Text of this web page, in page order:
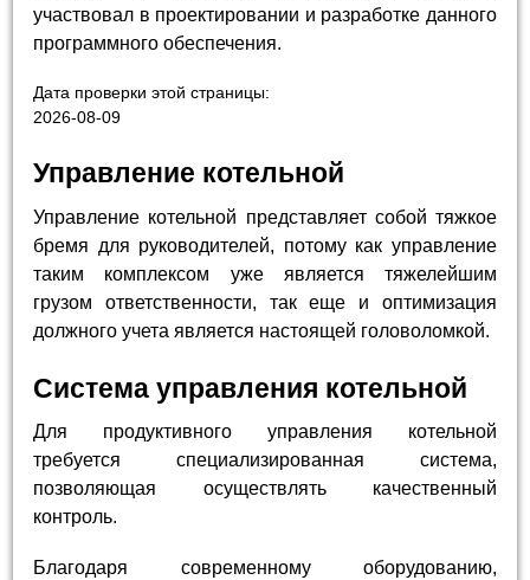
участвовал в проектировании и разработке данного
программного обеспечения.
Дата проверки этой страницы:
2026-08-09
Управление котельной
Управление котельной представляет собой тяжкое
бремя для руководителей, потому как управление
таким комплексом уже является тяжелейшим
грузом ответственности, так еще и оптимизация
должного учета является настоящей головоломкой.
Система управления котельной
Для продуктивного управления котельной
требуется специализированная система,
позволяющая осуществлять качественный
контроль.
Благодаря современному оборудованию,